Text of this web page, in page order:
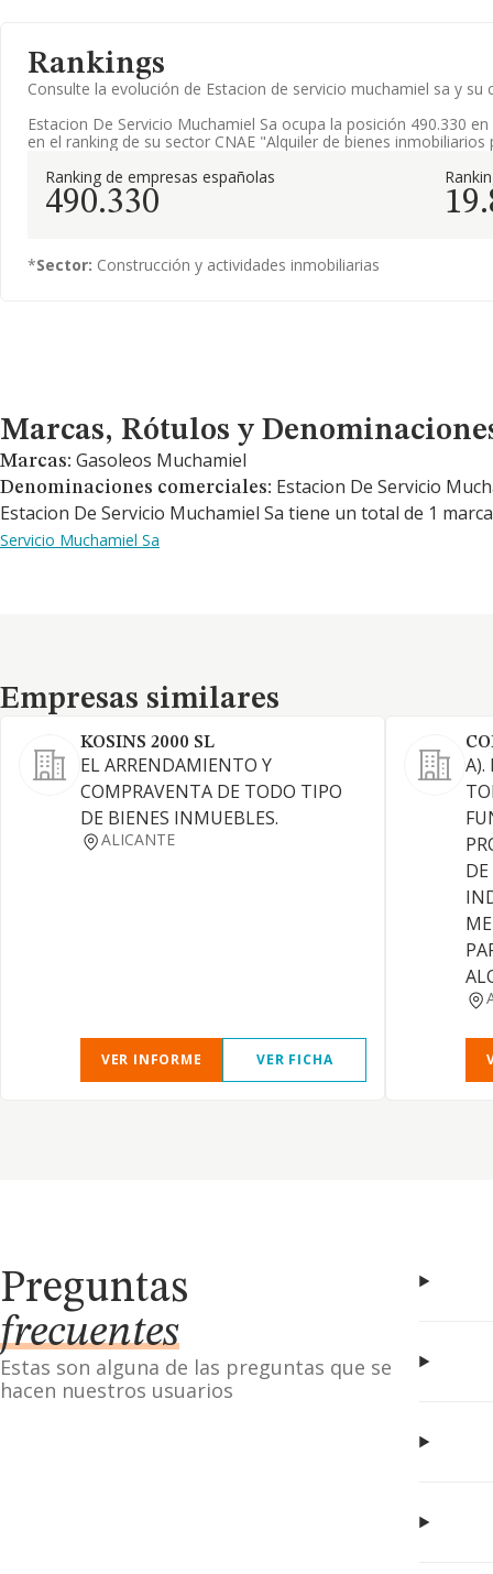
Rankings
Consulte la evolución de Estacion de servicio muchamiel sa y
Estacion De Servicio Muchamiel Sa ocupa la posición 490.330 en
en el ranking de su sector CNAE "Alquiler de bienes
Ranking de empresas españolas
490.330
*Sector: Construcción y actividades inmobiliarias
Marcas, Rótulos y Denominaciones Comerciales
Marcas, Rótulos y
Marcas: Gasoleos Muchamiel
Denominaciones comerciales: Estacion De Servicio
Estacion De Servicio Muchamiel Sa tiene un total de 1
Servicio Muchamiel Sa
Empresas similares
Empresas similares
KOSINS 2000 SL
EL ARRENDAMIENTO Y
COMPRAVENTA DE TODO TIPO
DE BIENES INMUEBLES.
ALICANTE
VER INFORME VER FICHA
A).
Preguntas
frecuentes
Estas son alguna de las preguntas que se
hacen nuestros usuarios